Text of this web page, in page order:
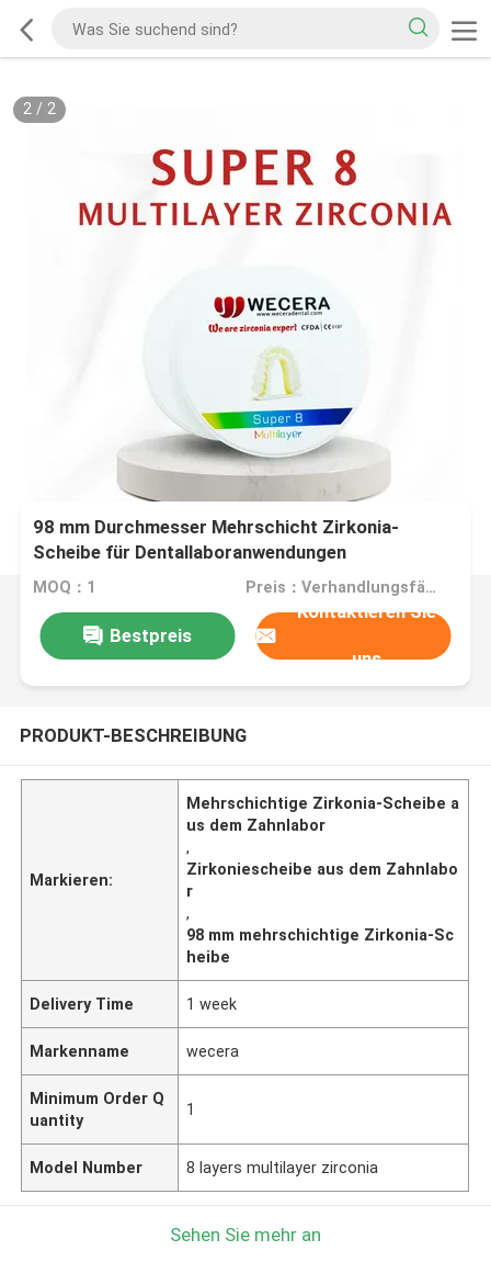
2/ 2
98 mm Durchmesser Mehrschicht Zirkonia-
Scheibe für Dentallaboranwendungen
MOQ：1 Preis：Verhandlungsfähig
Bestpreis
Kontaktieren Sie
uns
PRODUKT-BESCHREIBUNG
Markieren:
Mehrschichtige Zirkonia-Scheibe a
us dem Zahnlabor
,
Zirkoniescheibe aus dem Zahnlabo
r
,
98 mm mehrschichtige Zirkonia-Sc
heibe
Delivery Time 1 week
Markenname wecera
Minimum Order Q
uantity
1
Model Number 8 layers multilayer zirconia
Sehen Sie mehr an